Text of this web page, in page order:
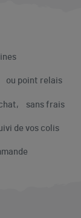
ou point relais
sans frais
de vos colis